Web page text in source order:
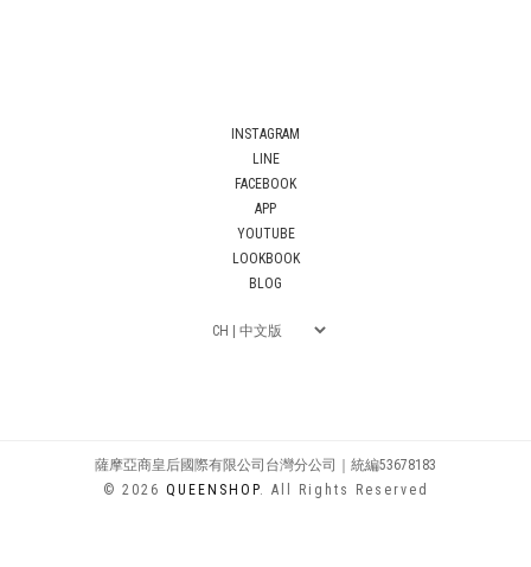
INSTAGRAM
LINE
FACEBOOK
APP
YOUTUBE
LOOKBOOK
BLOG
薩摩亞商皇后國際有限公司台灣分公司｜統編53678183
© 2026 QUEENSHOP. All Rights Reserved